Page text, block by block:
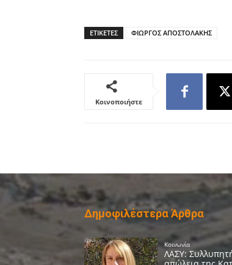
ΕΤΙΚΕΤΕΣ ΦΙΩΡΓΟΣ ΑΠΟΣΤΟΛΑΚΗΣ
Κοινοποιήστε
Δημοφιλέστερα Άρθρα